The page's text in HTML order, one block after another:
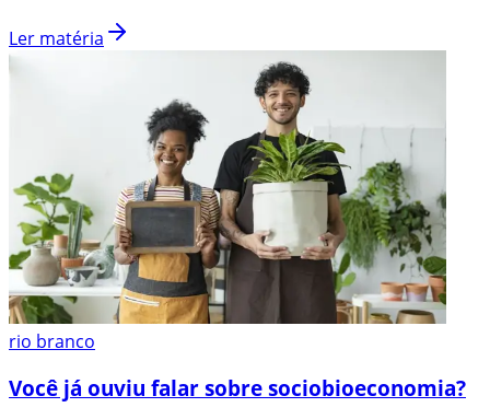
Ler matéria
rio branco
Você já ouviu falar sobre sociobioeconomia?